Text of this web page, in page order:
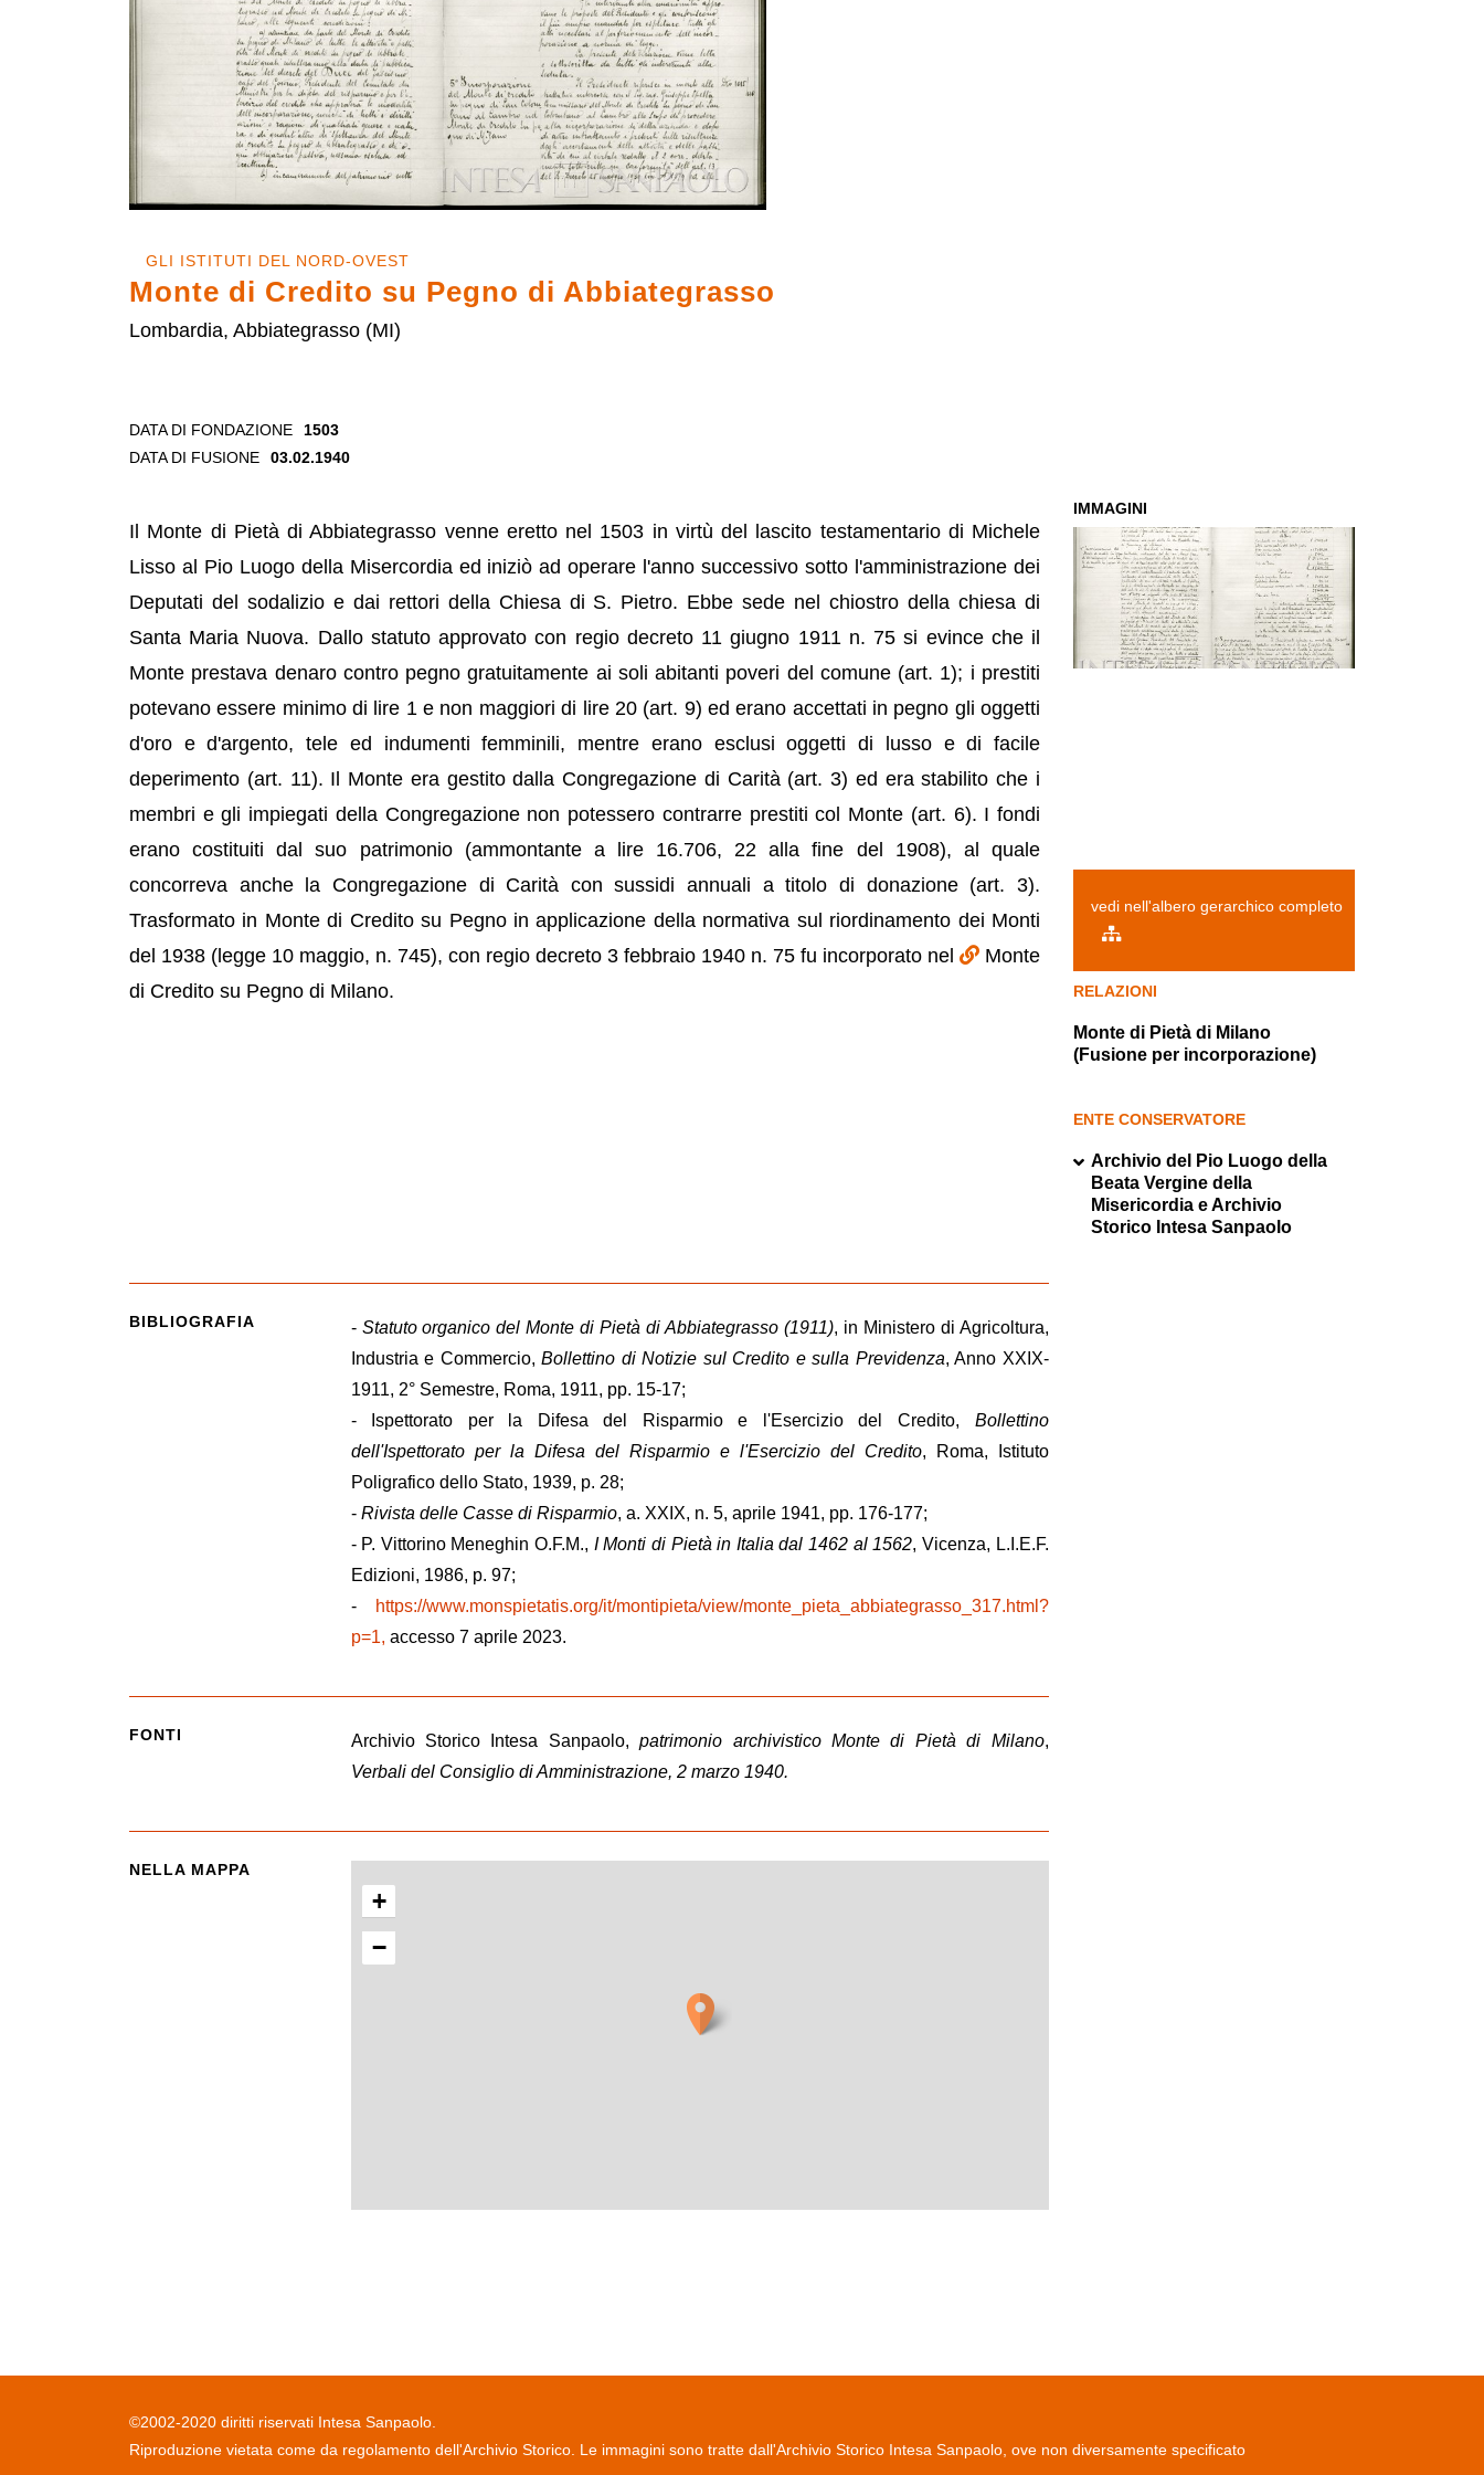
GLI ISTITUTI DEL NORD-OVEST
Monte di Credito su Pegno di Abbiategrasso
Lombardia, Abbiategrasso (MI)
DATA DI FONDAZIONE
1503
DATA DI FUSIONE
03.02.1940
Il Monte di Pietà di Abbiategrasso venne eretto nel 1503 in virtù del lascito testamentario di Michele
Lisso al Pio Luogo della Misercordia ed iniziò ad operare l'anno successivo sotto l'amministrazione dei
Deputati del sodalizio e dai rettori della Chiesa di S. Pietro. Ebbe sede nel chiostro della chiesa di
Santa Maria Nuova. Dallo statuto approvato con regio decreto 11 giugno 1911 n. 75 si evince che il
Monte prestava denaro contro pegno gratuitamente ai soli abitanti poveri del comune (art. 1); i prestiti
potevano essere minimo di lire 1 e non maggiori di lire 20 (art. 9) ed erano accettati in pegno gli oggetti
d'oro e d'argento, tele ed indumenti femminili, mentre erano esclusi oggetti di lusso e di facile
deperimento (art. 11). Il Monte era gestito dalla Congregazione di Carità (art. 3) ed era stabilito che i
membri e gli impiegati della Congregazione non potessero contrarre prestiti col Monte (art. 6). I fondi
erano costituiti dal suo patrimonio (ammontante a lire 16.706, 22 alla fine del 1908), al quale
concorreva anche la Congregazione di Carità con sussidi annuali a titolo di donazione (art. 3).
Trasformato in Monte di Credito su Pegno in applicazione della normativa sul riordinamento dei Monti
del 1938 (legge 10 maggio, n. 745), con regio decreto 3 febbraio 1940 n. 75 fu incorporato nel
Monte
di Credito su Pegno di Milano.
IMMAGINI
vedi nell'albero gerarchico completo
RELAZIONI
Monte di Pietà di Milano
(Fusione per incorporazione)
ENTE CONSERVATORE
Archivio del Pio Luogo della
Beata Vergine della
Misericordia e Archivio
Storico Intesa Sanpaolo
BIBLIOGRAFIA -Statuto organico del Monte di Pietà di Abbiategrasso (1911), in Ministero di Agricoltura,
Industria e Commercio,Bollettino di Notizie sul Credito e sulla Previdenza, Anno XXIX-
1911, 2° Semestre, Roma, 1911, pp. 15-17;
- Ispettorato per la Difesa del Risparmio e l'Esercizio del Credito, Bollettino
dell'Ispettorato per la Difesa del Risparmio e l'Esercizio del Credito, Roma, Istituto
Poligrafico dello Stato, 1939, p. 28;
- Rivista delle Casse di Risparmio, a. XXIX, n. 5, aprile 1941, pp. 176-177;
- P. Vittorino Meneghin O.F.M., I Monti di Pietà in Italia dal 1462 al 1562, Vicenza, L.I.E.F.
Edizioni, 1986, p. 97;
-
https://www.monspietatis.org/it/montipieta/view/monte_pieta_abbiategrasso_317.html?
p=1, accesso 7 aprile 2023.
FONTI Archivio Storico Intesa Sanpaolo, patrimonio archivistico Monte di Pietà di Milano,
Verbali del Consiglio di Amministrazione, 2 marzo 1940.
NELLA MAPPA
+
−
©2002-2020 diritti riservati Intesa Sanpaolo.
Riproduzione vietata come da regolamento dell'Archivio Storico. Le immagini sono tratte dall'Archivio Storico Intesa Sanpaolo, ove non diversamente specificato